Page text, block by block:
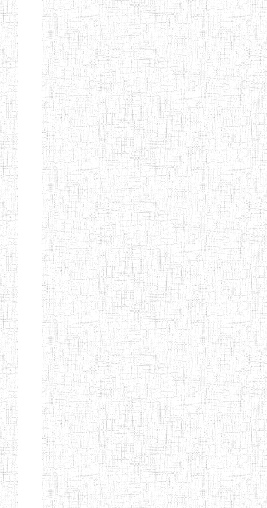
ENIEG DE
KOUSSERI
01/09/1997 ENIEG
ENIEG DE
YAGOUA
31/08/2005 ENIEG
ENIEG DE
KAELE
01/09/1984 ENIEG
ENIEG DE
MORA
01/07/2000 ENIEG
ENIEG DE
MOKOLO
24/09/1997 ENIEG
ENIEG DE
NKONGSAMBA
01/01/1958 ENIEG
ENIEG DE
YABASSI
01/11/2001 ENIEG
ENBIEG
D'EDEA
01/01/1975 ENIEG
ENBIEG DE
DOUALA
25/08/1986 ENIEG
ENIET DE
DOUALA
05/11/1998 ENIET
ENIET DE 05/08/2010 ENIET